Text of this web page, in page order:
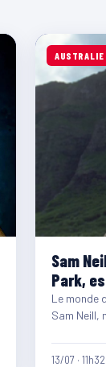
AUSTRALIE
Sam
Park,
Le monde
Sam Neill,
13/07 · 11h32